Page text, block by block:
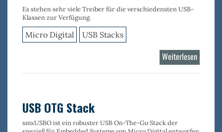
Es stehen sehr vieleTreiberfür die verschiedensten USB-
Klassen zur Verfügung.
Micro Digital USB Stacks
Weiterlesen
USB
USB OTG Stack
smxUSBOist ein robusterUSB On-The-Go Stackder